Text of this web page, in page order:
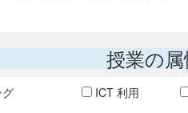
授業の
ICT 利用